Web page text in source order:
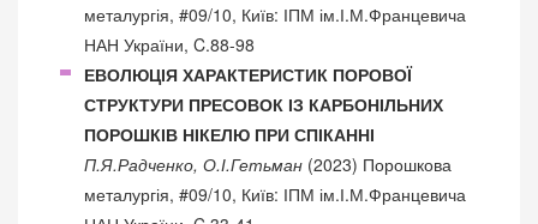
металургія, #09/10, Київ: ІПМ ім.І.М.Францевича
НАН України, C.88-98
ЕВОЛЮЦІЯ ХАРАКТЕРИСТИК ПОРОВОЇ
СТРУКТУРИ ПРЕСОВОК ІЗ КАРБОНІЛЬНИХ
ПОРОШКІВ НІКЕЛЮ ПРИ СПІКАННІ
П.Я.Радченко, О.І.Гетьман (2023) Порошкова
металургія, #09/10, Київ: ІПМ ім.І.М.Францевича